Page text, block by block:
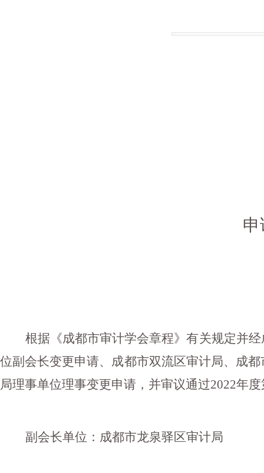
根据《成都市审计学会章程》有关规定并
位副会长变更申请、成都市双流区审计局、成
局理事单位理事变更申请，并审议通过2022年
副会长单位：成都市龙泉驿区审计局